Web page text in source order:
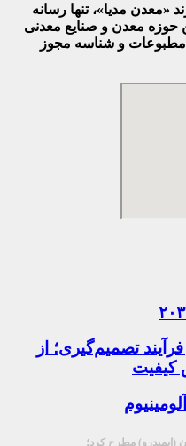
«معدن مدیا»، تنها رسانه
حوزه معدن و صنایع معدنی‌
مطبوعات و شناسه مجوز
تصمیم‌گیری؛ از
کیفیت
(ایمیدرو) مطرح کرد؛